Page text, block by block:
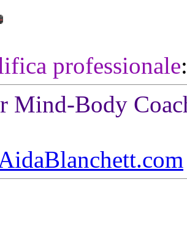
professionale:
Mind-Body